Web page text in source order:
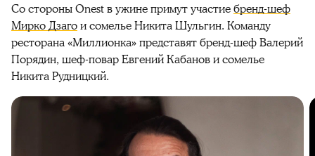
Со стороны Onest в ужине примут участиебренд-шеф
Мирко Дзагои сомелье Никита Шульгин. Команду
ресторана «Миллионка» представят бренд-шеф Валерий
Порядин, шеф-повар Евгений Кабанов и сомелье
Никита Рудницкий.